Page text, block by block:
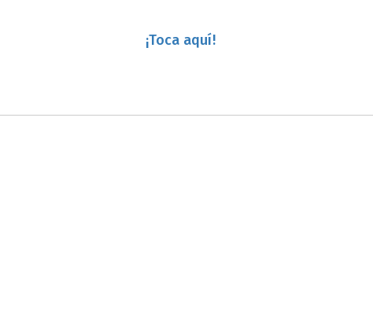
¡Toca aquí!